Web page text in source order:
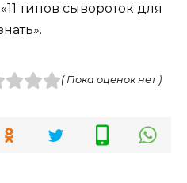
типов сывороток для
( Пока оценок нет )